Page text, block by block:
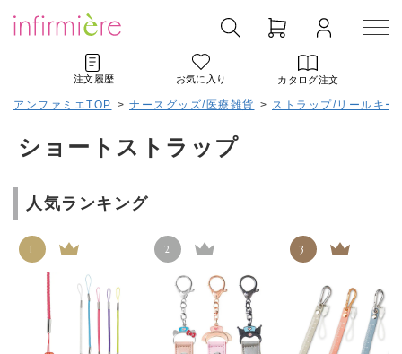
注文履歴 お気に入り カタログ注文
アンファミエTOP > ナースグッズ/医療雑貨 > ストラップ/リールキー
ショートストラップ
人気ランキング
1 2 3